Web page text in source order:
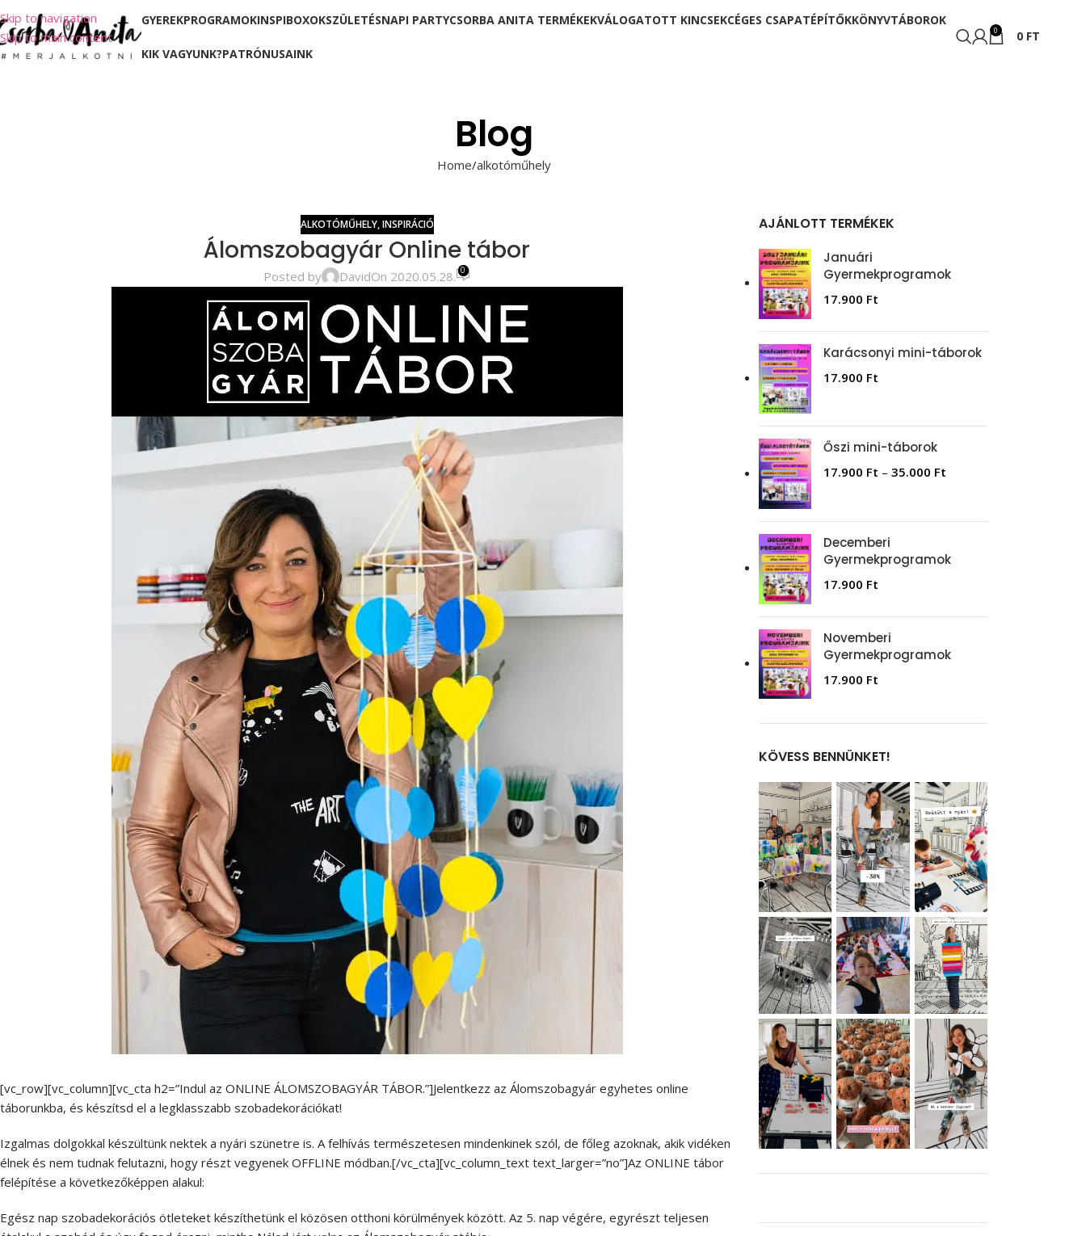
Skip to navigation
Skip to main content
GYEREKPROGRAMOKINSPIBOXOKSZÜLETÉSNAPI PARTYCSORBA ANITA TERMÉKEKVÁLOGATOTT KINCSEKCÉGES CSAPATÉPÍTŐKKÖNYVTÁBOROK
KIK VAGYUNK?PATRÓNUSAINK
0 0 FT
Blog
Home alkotóműhely
ALKOTÓMŰHELY,INSPIRÁCIÓ
Álomszobagyár Online tábor
Posted by DavidOn 2020.05.28. 0
[vc_row][vc_column][vc_cta h2=”Indul az ONLINE ÁLOMSZOBAGYÁR TÁBOR.”]Jelentkezz az Álomszobagyár egyhetes online
táborunkba, és készítsd el a legklasszabb szobadekorációkat!
Izgalmas dolgokkal készültünk nektek a nyári szünetre is. A felhívás természetesen mindenkinek szól, de főleg azoknak, akik vidéken
élnek és nem tudnak felutazni, hogy részt vegyenek OFFLINE módban.[/vc_cta][vc_column_text text_larger=”no”]Az ONLINE tábor
felépítése a következőképpen alakul:
Egész nap szobadekorációs ötleteket készíthetünk el közösen otthoni körülmények között. Az 5. nap végére, egyrészt teljesen
AJÁNLOTT TERMÉKEK
Januári
Gyermekprogramok
17.900 Ft
Karácsonyi mini-táborok
17.900 Ft
Őszi mini-táborok
17.900 Ft – 35.000 Ft
Decemberi
Gyermekprogramok
17.900 Ft
Novemberi
Gyermekprogramok
17.900 Ft
KÖVESS BENNÜNKET!